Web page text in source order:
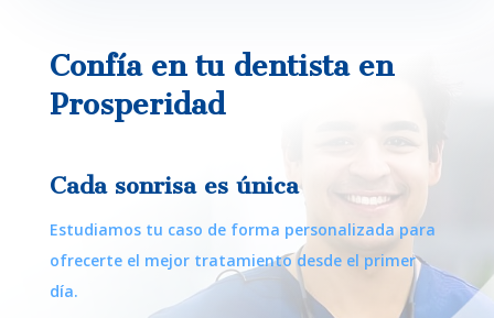
Confía en tu dentista en
Prosperidad
Cada sonrisa es única
Estudiamos tu caso de forma personalizada para
ofrecerte el mejor tratamiento desde el primer
día.